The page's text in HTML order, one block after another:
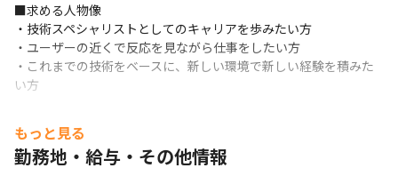
詳細
・フロントエンドの技術リーダーシップを担当し、
チームメンバーに対して技術的なガイダンスとサポートを提供
する。
Webアプリケーションの開発をリードする。
・ユーザーインターフェースおよびユーザーエクスペリエンスの
■求める人物像
・技術スペシャリストとしてのキャリアを歩みたい方
・ユーザーの近くで反応を見ながら仕事をしたい方
・これまでの技術をベースに、新しい環境で新しい経験を積みた
い方
もっと見る
勤務地・給与・その他情報